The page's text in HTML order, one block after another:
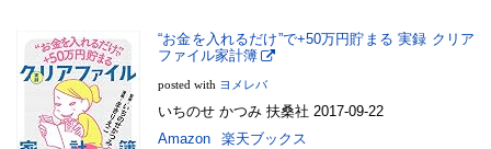
“お金を入れるだけ”で+50万円貯まる 実録 クリア
ファイル家計簿
posted with ヨメレバ
いちのせ かつみ 扶桑社 2017-09-22
Amazon
楽天ブックス